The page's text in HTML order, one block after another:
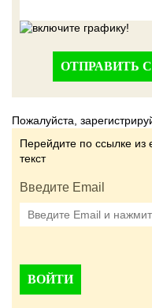
ОТПРАВИТЬ
Пожалуйста,
Перейдите по ссылке из
текст
Введите Email
ВОЙТИ